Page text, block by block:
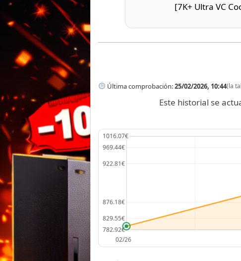
[7K+ Ultra VC
Última comprobación:25/02/2026, 10:44(la
Este historial se